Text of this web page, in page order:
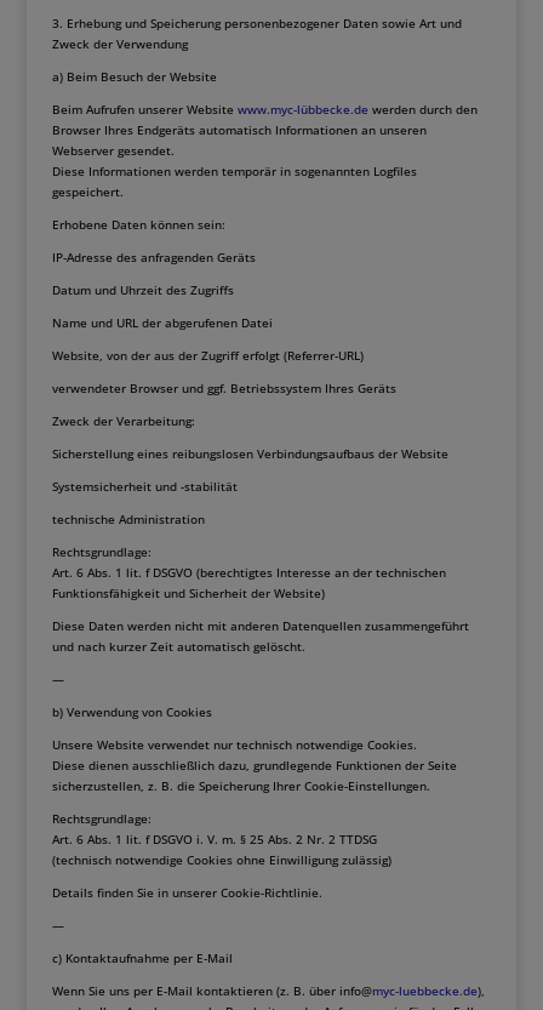
3. Erhebung und Speicherung personenbezogener Daten sowie Art und
Zweck der Verwendung
a) Beim Besuch der Website
Beim Aufrufen unserer Website www.myc-lübbecke.de werden durch den
Browser Ihres Endgeräts automatisch Informationen an unseren
Webserver gesendet.
Diese Informationen werden temporär in sogenannten Logfiles
gespeichert.
Erhobene Daten können sein:
IP-Adresse des anfragenden Geräts
Datum und Uhrzeit des Zugriffs
Name und URL der abgerufenen Datei
Website, von der aus der Zugriff erfolgt (Referrer-URL)
verwendeter Browser und ggf. Betriebssystem Ihres Geräts
Zweck der Verarbeitung:
Sicherstellung eines reibungslosen Verbindungsaufbaus der Website
Systemsicherheit und -stabilität
technische Administration
Rechtsgrundlage:
Art. 6 Abs. 1 lit. f DSGVO (berechtigtes Interesse an der technischen
Funktionsfähigkeit und Sicherheit der Website)
Diese Daten werden nicht mit anderen Datenquellen zusammengeführt
und nach kurzer Zeit automatisch gelöscht.
—
b) Verwendung von Cookies
Unsere Website verwendet nur technisch notwendige Cookies.
Diese dienen ausschließlich dazu, grundlegende Funktionen der Seite
sicherzustellen, z. B. die Speicherung Ihrer Cookie-Einstellungen.
Rechtsgrundlage:
Art. 6 Abs. 1 lit. f DSGVO i. V. m. § 25 Abs. 2 Nr. 2 TTDSG
(technisch notwendige Cookies ohne Einwilligung zulässig)
Details finden Sie in unserer Cookie-Richtlinie.
—
c) Kontaktaufnahme per E-Mail
Wenn Sie uns per E-Mail kontaktieren (z. B. über info@myc-luebbecke.de),